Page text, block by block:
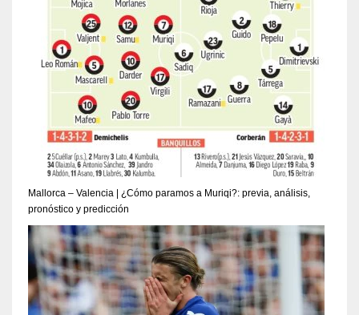
Mallorca – Valencia | ¿Cómo paramos a Muriqi?: previa, análisis,
pronóstico y predicción